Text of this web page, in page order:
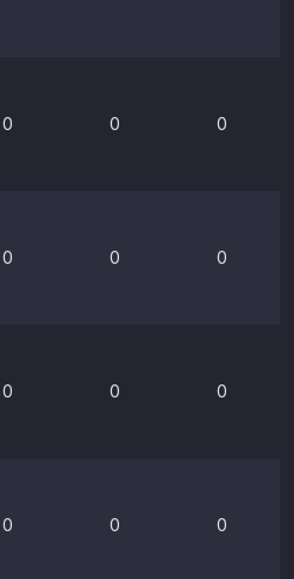
0 0 0
0 0 0
0 0 0
0 0 0